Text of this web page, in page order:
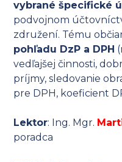
vybrané špecifické
podvojnom
združení. Tému
pohľadu DzP a DPH
vedľajšej činnosti,
príjmy, sledovanie
pre DPH, koeficient
Lektor: Ing. Mgr.
poradca